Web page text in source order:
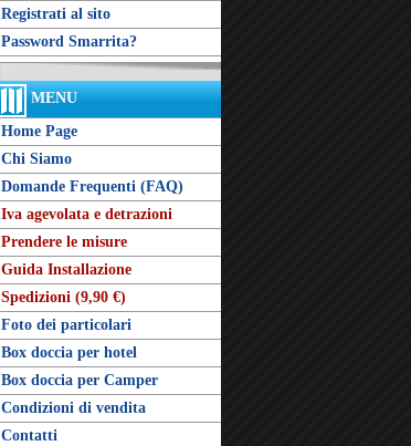
Registrati al sito
Password Smarrita?
MENU
Home Page
Chi Siamo
Domande Frequenti (FAQ)
Iva agevolata e detrazioni
Prendere le misure
Guida Installazione
Spedizioni (9,90 €)
Foto dei particolari
Box doccia per hotel
Box doccia per Camper
Condizioni di vendita
Contatti